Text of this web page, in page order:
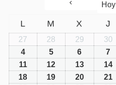
Hoy
L M X J
27 28 29 30
4
5 6 7
11
12 13 14
18
19 20 21